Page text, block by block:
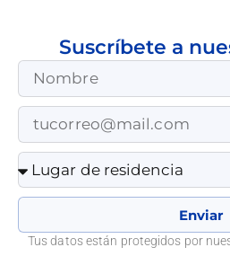
Enviar
Suscríbete a
Tus datos están protegidos por